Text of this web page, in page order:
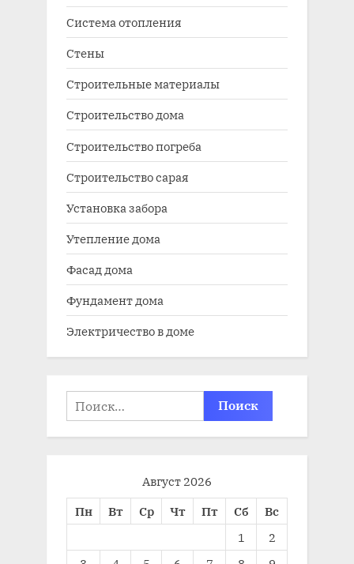
Система отопления
Стены
Строительные материалы
Строительство дома
Строительство погреба
Строительство сарая
Установка забора
Утепление дома
Фасад дома
Фундамент дома
Электричество в доме
Найти:
Август 2026
Пн
Вт Ср Чт Пт Сб
Вс
1
2